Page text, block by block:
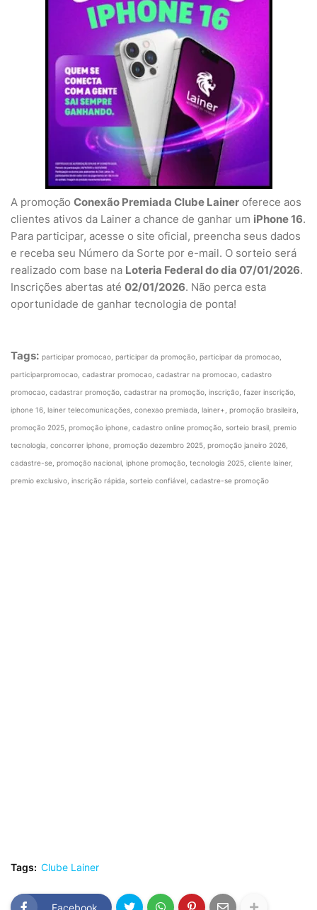
A promoção Conexão Premiada Clube Lainer oferece aos
clientes ativos da Lainer a chance de ganhar um iPhone 16.
Para participar, acesse o site oficial, preencha seus dados
e receba seu Número da Sorte por e-mail. O sorteio será
realizado com base na Loteria Federal do dia 07/01/2026.
Inscrições abertas até 02/01/2026. Não perca esta
oportunidade de ganhar tecnologia de ponta!
Tags: participar promocao, participar da promoção, participar da promocao,
participarpromocao, cadastrar promocao, cadastrar na promocao, cadastro
promocao, cadastrar promoção, cadastrar na promoção, inscrição, fazer inscrição,
iphone 16, lainer telecomunicações, conexao premiada, lainer+, promoção brasileira,
promoção 2025, promoção iphone, cadastro online promoção, sorteio brasil, premio
tecnologia, concorrer iphone, promoção dezembro 2025, promoção janeiro 2026,
cadastre-se, promoção nacional, iphone promoção, tecnologia 2025, cliente lainer,
premio exclusivo, inscrição rápida, sorteio confiável, cadastre-se promoção
Tags: Clube Lainer
Facebook